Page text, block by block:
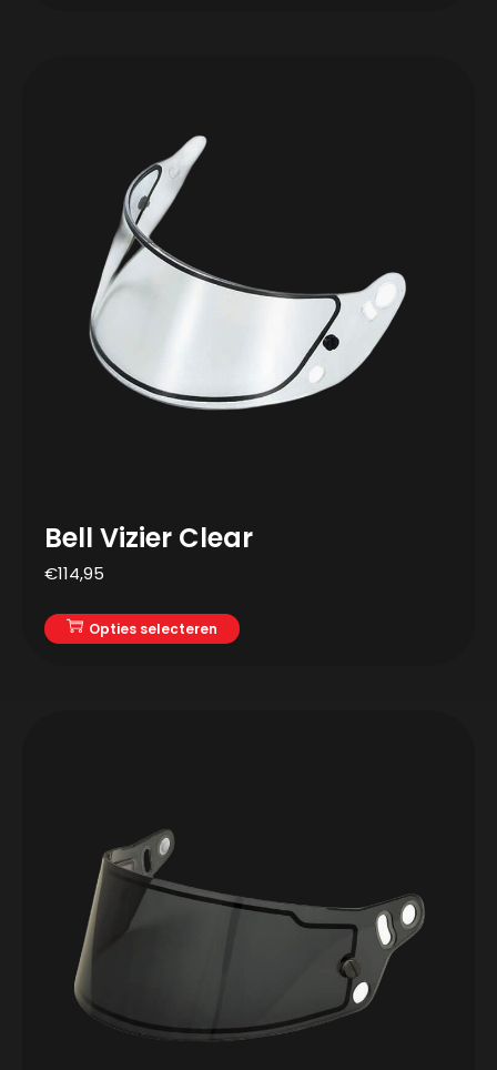
Bell Vizier Clear
€114,95
Opties selecteren